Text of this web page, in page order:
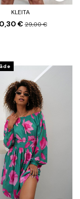
KLEITA
€29,00 €